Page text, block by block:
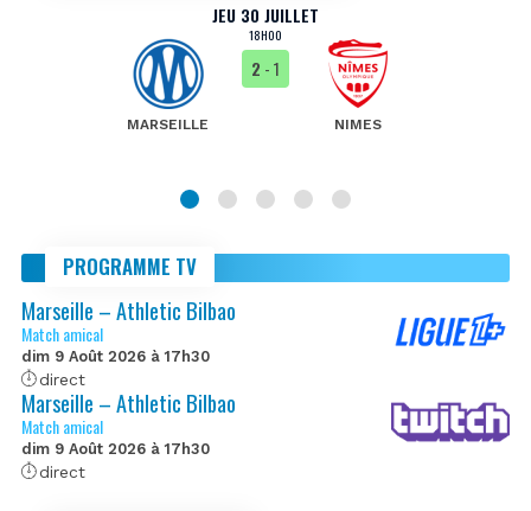
JEU 30 JUILLET
18H00
MARSEILLE
2 - 1
NIMES
PROGRAMME TV
Marseille – Athletic Bilbao
Match amical
dim 9 Août 2026 à 17h30
direct
Marseille – Athletic Bilbao
Match amical
dim 9 Août 2026 à 17h30
direct